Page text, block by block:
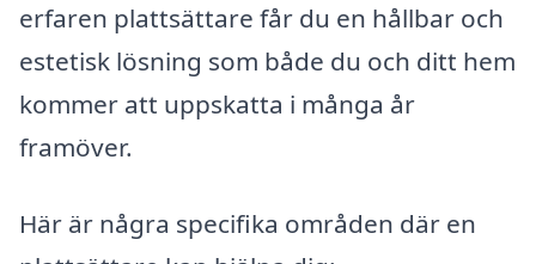
erfaren plattsättare får du en hållbar och
estetisk lösning som både du och ditt hem
kommer att uppskatta i många år
framöver.
Här är några specifika områden där en